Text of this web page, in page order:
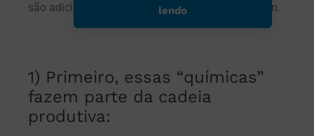
lendo
são adicionados ao produto como muitos pensam.
1) Primeiro, essas “químicas”
fazem parte da cadeia
produtiva: